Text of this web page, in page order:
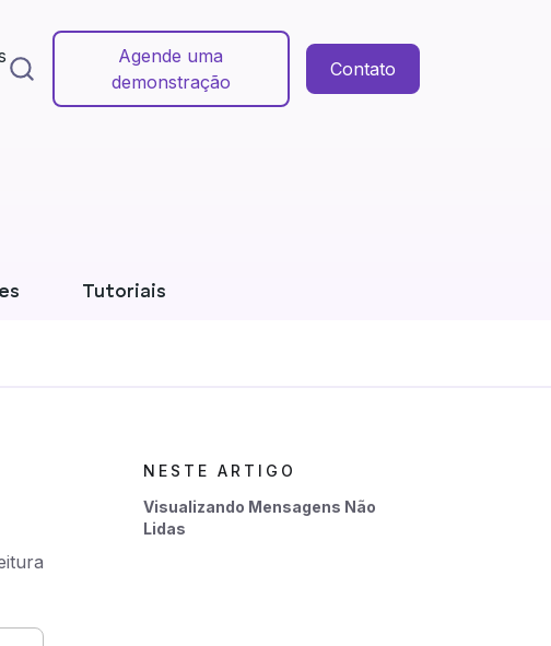
Agende uma
demonstração
Contato
Tutoriais
NESTE ARTIGO
Visualizando Mensagens Não
Lidas